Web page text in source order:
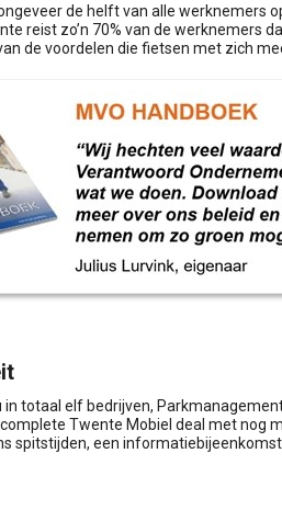
de helft van alle werknemers
reist zo’n 70% van de werknemers
de voordelen die fietsen met zich
in totaal elf bedrijven,
Twente Mobiel deal met
spitstijden, een